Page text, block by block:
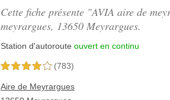
Cette fiche présente "AVIA aire de
meyrargues, 13650 Meyrargues.
Station d'autoroute ouvert en continu
4,0 étoiles sur 5 (783)
Aire de Meyrargues